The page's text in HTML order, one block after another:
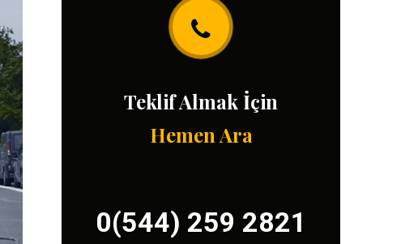
Teklif Almak İçin
Hemen Ara
0(544) 259 2821